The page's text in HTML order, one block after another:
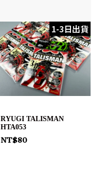
1-3日出貨
RYUGI TALISMAN
HTA053
NT$80